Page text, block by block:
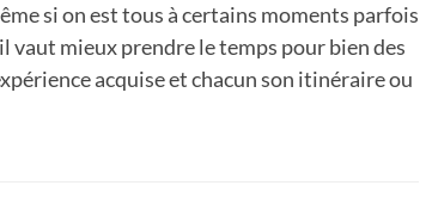
si on est tous à certains moments parfois
vaut mieux prendre le temps pour bien des
acquise et chacun son itinéraire ou